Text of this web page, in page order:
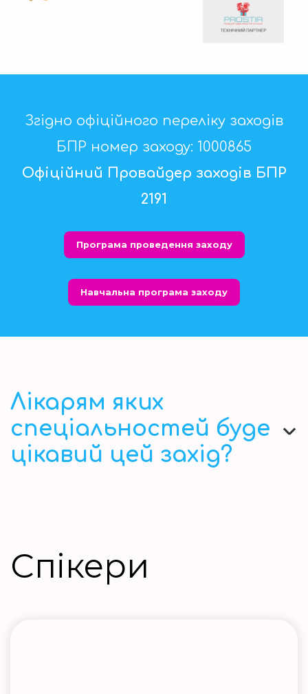
Згідно офіційного переліку заходів
БПР номер заходу: 1000865
Офіційний Провайдер заходів БПР
2191
Програма проведення заходу
Навчальна програма заходу
Лікарям яких
спеціальностей буде
цікавий цей захід?
Спікери